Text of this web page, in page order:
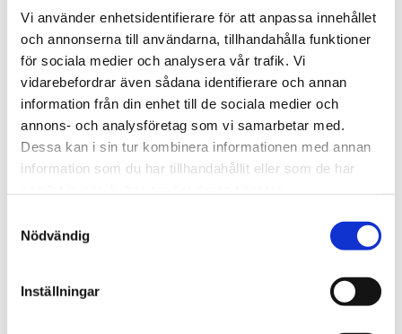
Vi använder enhetsidentifierare för att anpassa innehållet
och annonserna till användarna, tillhandahålla funktioner
för sociala medier och analysera vår trafik. Vi
vidarebefordrar även sådana identifierare och annan
information från din enhet till de sociala medier och
annons- och analysföretag som vi samarbetar med.
Dessa kan i sin tur kombinera informationen med annan
information som du har tillhandahållit eller som de har
Nödvändig
Inställningar
2 100,00KR
Antal
Lagervara
Artikelnr
20261424